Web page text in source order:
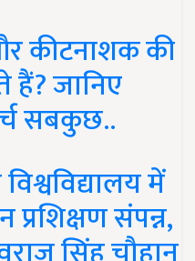
कीटनाशक की
हैं? जानिए
सबकुछ..
में
संपन्न,